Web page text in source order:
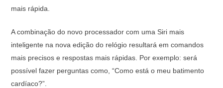
mais rápida.
A combinação do novo processador com uma Siri mais
inteligente na nova edição do relógio resultará em comandos
mais precisos e respostas mais rápidas. Por exemplo: será
possível fazer perguntas como, “Como está o meu batimento
cardíaco?”.